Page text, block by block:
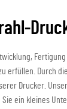
erfüllen. Durch
Drucker.
ein kleines